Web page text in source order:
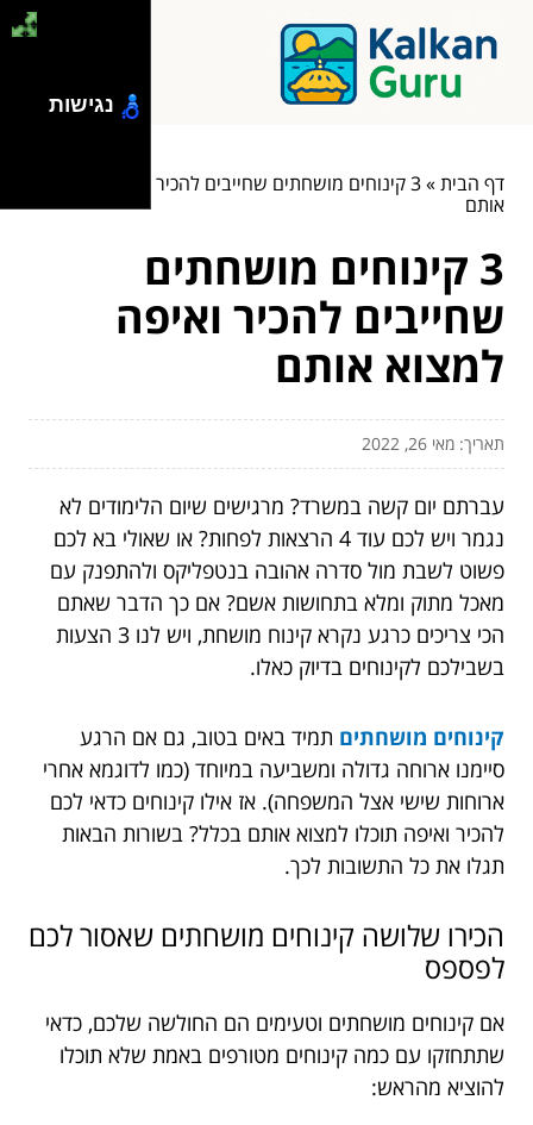
דף הבית»
3 קינוחים מושחתים שחייבים להכיר ואיפה למצוא
אותם
3 קינוחים מושחתים
שחייבים להכיר ואיפה
למצוא אותם
תאריך: מאי 26, 2022
עברתם יום קשה במשרד? מרגישים שיום הלימודים לא
נגמר ויש לכם עוד 4 הרצאות לפחות? או שאולי בא לכם
פשוט לשבת מול סדרה אהובה בנטפליקס ולהתפנק עם
מאכל מתוק ומלא בתחושות אשם? אם כך הדבר שאתם
הכי צריכים כרגע נקרא קינוח מושחת, ויש לנו 3 הצעות
בשבילכם לקינוחים בדיוק כאלו.
קינוחים מושחתים תמיד באים בטוב, גם אם הרגע
סיימנו ארוחה גדולה ומשביעה במיוחד (כמו לדוגמא אחרי
ארוחות שישי אצל המשפחה). אז אילו קינוחים כדאי לכם
להכיר ואיפה תוכלו למצוא אותם בכלל? בשורות הבאות
תגלו את כל התשובות לכך.
הכירו שלושה קינוחים מושחתים שאסור לכם
לפספס
אם קינוחים מושחתים וטעימים הם החולשה שלכם, כדאי
שתתחזקו עם כמה קינוחים מטורפים באמת שלא תוכלו
להוציא מהראש:
נגישות